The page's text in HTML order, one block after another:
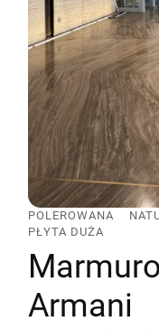
POLEROWANA
PŁYTA DUŻA